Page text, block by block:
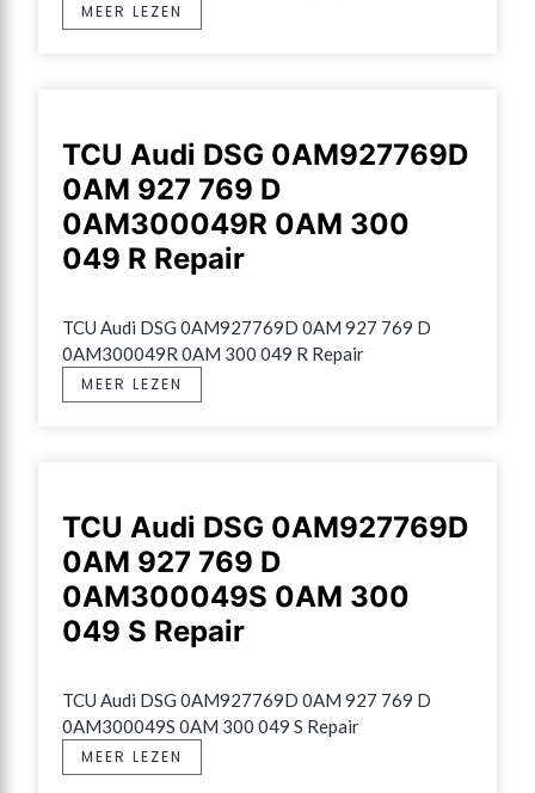
MEER LEZEN
TCU Audi DSG 0AM927769D
0AM 927 769 D
0AM300049R 0AM 300
049 R Repair
TCU Audi DSG 0AM927769D 0AM 927 769 D
0AM300049R 0AM 300 049 R Repair
MEER LEZEN
TCU Audi DSG 0AM927769D
0AM 927 769 D
0AM300049S 0AM 300
049 S Repair
TCU Audi DSG 0AM927769D 0AM 927 769 D
0AM300049S 0AM 300 049 S Repair
MEER LEZEN